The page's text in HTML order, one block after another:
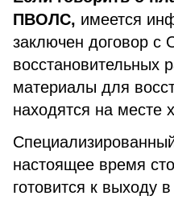
ПВОЛС, имеется
заключен договор
восстановительных
материалы для
находятся на месте
настоящее время
готовится к выходу